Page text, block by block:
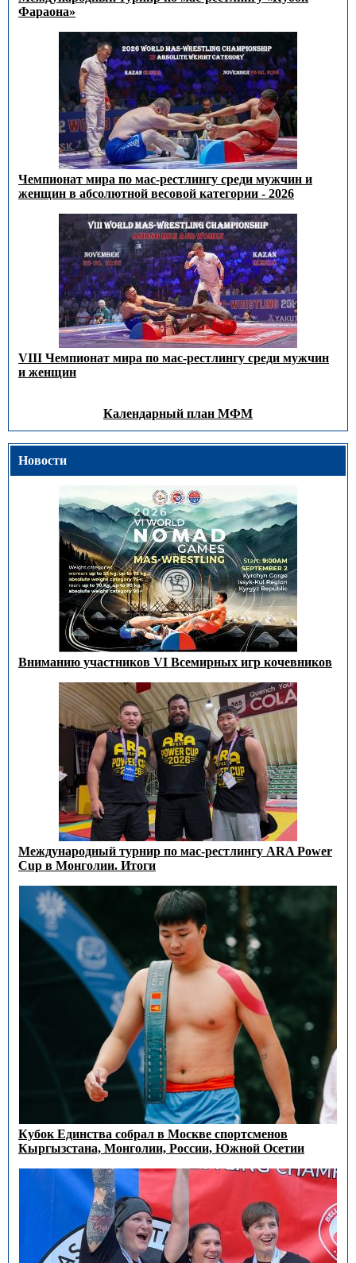
Фараона»
Чемпионат мира по мас-рестлингу среди мужчин и
женщин в абсолютной весовой категории - 2026
VIII Чемпионат мира по мас-рестлингу среди мужчин
и женщин
Календарный план МФМ
Новости
Вниманию участников VI Всемирных игр кочевников
Международный турнир по мас-рестлингу ARA Power
Cup в Монголии. Итоги
Кубок Единства собрал в Москве спортсменов
Кыргызстана, Монголии, России, Южной Осетии